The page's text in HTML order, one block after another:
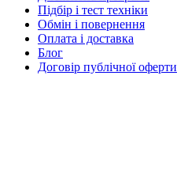
Підбір і тест техніки
Обмін і повернення
Оплата і доставка
Блог
Договір публічної оферти